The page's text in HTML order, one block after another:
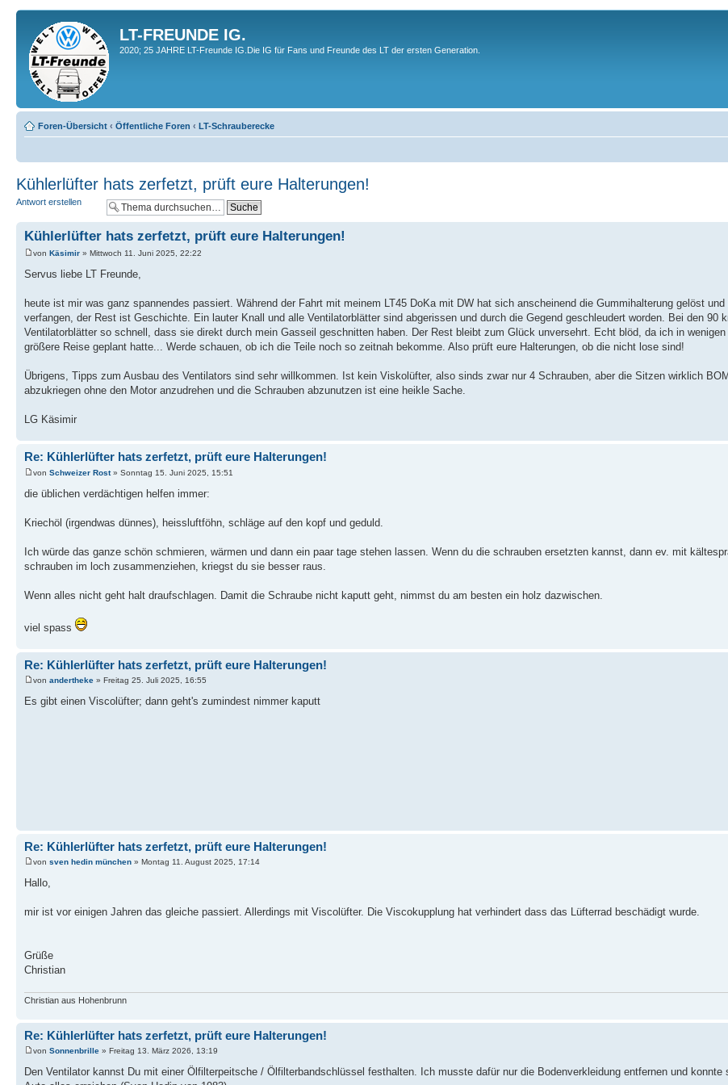
LT-FREUNDE IG.
2020; 25 JAHRE LT-Freunde IG.Die IG für Fans und Freunde des LT der ersten Generation.
Foren-Übersicht ‹ Öffentliche Foren ‹ LT-Schrauberecke
Kühlerlüfter hats zerfetzt, prüft eure Halterungen!
Antwort erstellen
Kühlerlüfter hats zerfetzt, prüft eure Halterungen!
von Käsimir » Mittwoch 11. Juni 2025, 22:22
Servus liebe LT Freunde,
heute ist mir was ganz spannendes passiert. Während der Fahrt mit meinem LT45 DoKa mit DW hat sich anscheinend die Gummihalterung gelöst und
verfangen, der Rest ist Geschichte. Ein lauter Knall und alle Ventilatorblätter sind abgerissen und durch die Gegend geschleudert worden. Bei den 90
Ventilatorblätter so schnell, dass sie direkt durch mein Gasseil geschnitten haben. Der Rest bleibt zum Glück unversehrt. Echt blöd, da ich in wenigen
größere Reise geplant hatte... Werde schauen, ob ich die Teile noch so zeitnah bekomme. Also prüft eure Halterungen, ob die nicht lose sind!
Übrigens, Tipps zum Ausbau des Ventilators sind sehr willkommen. Ist kein Viskolüfter, also sinds zwar nur 4 Schrauben, aber die Sitzen wirklich
abzukriegen ohne den Motor anzudrehen und die Schrauben abzunutzen ist eine heikle Sache.
LG Käsimir
Re: Kühlerlüfter hats zerfetzt, prüft eure Halterungen!
von Schweizer Rost» Sonntag 15. Juni 2025, 15:51
die üblichen verdächtigen helfen immer:
Kriechöl (irgendwas dünnes), heissluftföhn, schläge auf den kopf und geduld.
Ich würde das ganze schön schmieren, wärmen und dann ein paar tage stehen lassen. Wenn du die schrauben ersetzten kannst, dann ev. mit
schrauben im loch zusammenziehen, kriegst du sie besser raus.
Wenn alles nicht geht halt draufschlagen. Damit die Schraube nicht kaputt geht, nimmst du am besten ein holz dazwischen.
viel spass
Re: Kühlerlüfter hats zerfetzt, prüft eure Halterungen!
von andertheke » Freitag 25. Juli 2025, 16:55
Es gibt einen Viscolüfter; dann geht's zumindest nimmer kaputt
Re: Kühlerlüfter hats zerfetzt, prüft eure Halterungen!
von sven hedin münchen » Montag 11. August 2025, 17:14
Hallo,
mir ist vor einigen Jahren das gleiche passiert. Allerdings mit Viscolüfter. Die Viscokupplung hat verhindert dass das Lüfterrad beschädigt wurde.
Grüße
Christian
Christian aus Hohenbrunn
Re: Kühlerlüfter hats zerfetzt, prüft eure Halterungen!
von Sonnenbrille » Freitag 13. März 2026, 13:19
Den Ventilator kannst Du mit einer Ölfilterpeitsche / Ölfilterbandschlüssel festhalten. Ich musste dafür nur die Bodenverkleidung entfernen und konnte